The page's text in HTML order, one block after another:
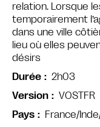
relation. Lorsque
temporairement
dans une ville
lieu où elles
désirs
Durée
2h03
Version
VOSTFR
Pays
France/